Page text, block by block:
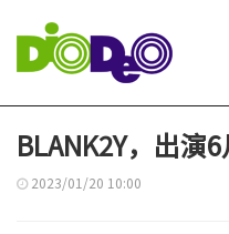
BLANK2Y，出演
2023/01/20 10:00